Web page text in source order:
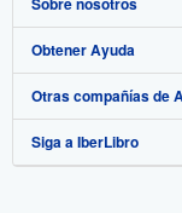
Colecciones
Mi cuenta
Mis pedidos
Ver carrito
Comenzar a vender
Únase a nuestro
Recomiende un
Sobre IberLibro
Medios
Empleo
Obtener Ayuda
Preguntas frecuentes
Atención al Cliente
Otras compañías de
AbeBooks.com
Siga a IberLibro